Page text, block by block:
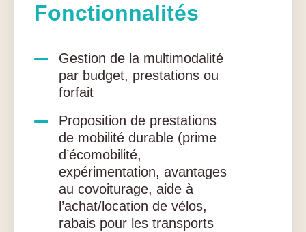
Fonctionnalités
Gestion de la multimodalité
par budget, prestations ou
forfait
Proposition de prestations
de mobilité durable (prime
d’écomobilité,
expérimentation, avantages
au covoiturage, aide à
l’achat/location de vélos,
rabais pour les transports